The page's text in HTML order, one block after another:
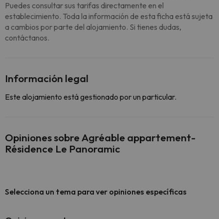
Puedes consultar sus tarifas directamente en el
establecimiento. Toda la información de esta ficha está sujeta
a cambios por parte del alojamiento. Si tienes dudas,
contáctanos.
Información legal
Este alojamiento está gestionado por un particular.
Opiniones sobre Agréable appartement-
Résidence Le Panoramic
Selecciona un tema para ver opiniones específicas